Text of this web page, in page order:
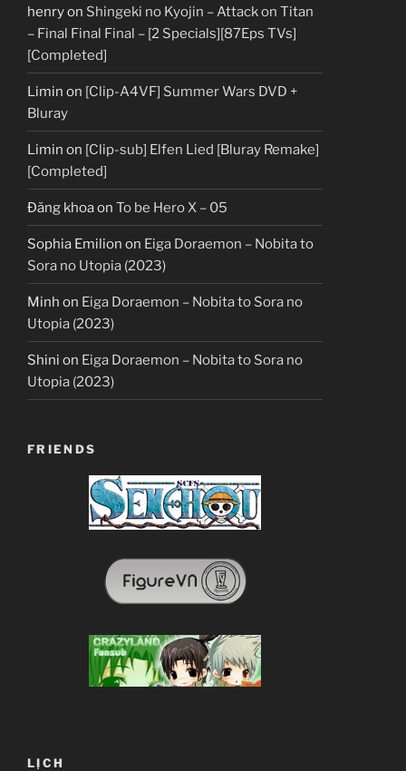
henryon Shingeki no Kyojin – Attack on Titan
– Final Final Final – [2 Specials][87Eps TVs]
[Completed]
Limin on [Clip-A4VF] Summer Wars DVD +
Bluray
Limin on [Clip-sub] Elfen Lied [Bluray Remake]
[Completed]
Đăng khoaon To be Hero X – 05
Sophia Emilion on Eiga Doraemon – Nobita to
Sora no Utopia (2023)
Minh on Eiga Doraemon – Nobita to Sora no
Utopia (2023)
Shini on Eiga Doraemon – Nobita to Sora no
Utopia (2023)
FRIENDS
LỊCH